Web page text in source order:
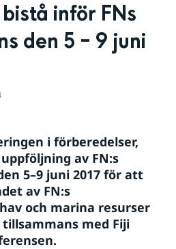
inför FNs
den 5 – 9 juni
i förberedelser,
av FN:s
5–9 juni 2017 för att
av FN:s
och marina resurser
tillsammans med Fiji